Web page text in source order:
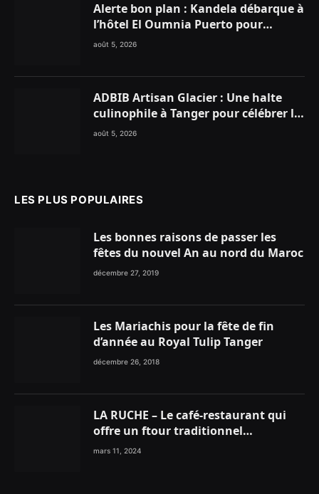
Alerte bon plan : Kandela débarque à
l’hôtel El Oumnia Puerto pour
enflammer le Chiringuito Malibu
août 5, 2026
ADBIB Artisan Glacier : Une halte
culinophile à Tanger pour célébrer la
glace traditionnelle aux matières
août 5, 2026
LES PLUS POPULAIRES
Les bonnes raisons de passer les
fêtes du nouvel An au nord du Maroc
décembre 27, 2019
Les Mariachis pour la fête de fin
d’année au Royal Tulip Tanger
décembre 26, 2018
LA RUCHE – Le café-restaurant qui
offre un ftour traditionnel
gourmand
mars 11, 2024